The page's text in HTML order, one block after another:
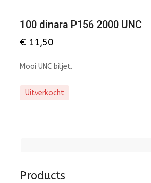
Products
100 dinara P156 2000 UNC
€ 11,50
Mooi UNC biljet.
Uitverkocht